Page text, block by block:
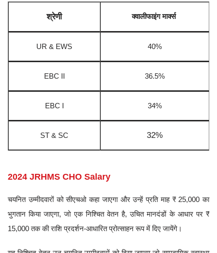
श्रेणी क्वालीफाइंग मार्क्स
UR & EWS 40%
EBC II 36.5%
EBC I 34%
ST & SC 32%
2024 JRHMS CHO Salary
चयनित उम्मीदवारों को सीएचओ कहा जाएगा और उन्हें प्रति माह ₹ 25,000 का
भुगतान किया जाएगा, जो एक निश्चित वेतन है, उचित मानदंडों के आधार पर ₹
15,000 तक की राशि प्रदर्शन-आधारित प्रोत्साहन रूप में दिए जायेंगे।